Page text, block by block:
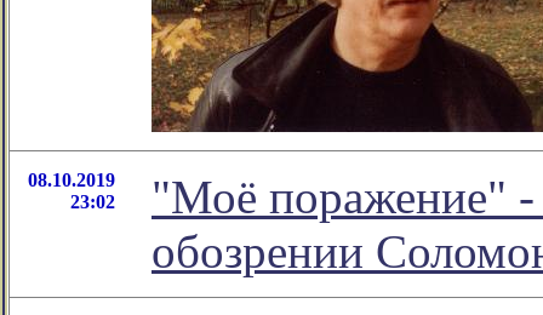
08.10.2019
23:02
"Моё поражение" -
обозрении